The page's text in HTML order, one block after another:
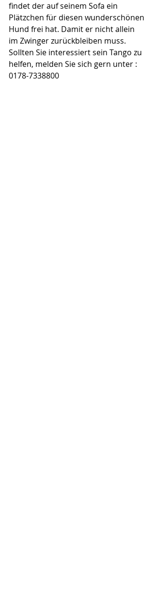
findet der auf seinem Sofa ein
Plätzchen für diesen wunderschönen
Hund frei hat. Damit er nicht allein
im Zwinger zurückbleiben muss.
Sollten Sie interessiert sein Tango zu
helfen, melden Sie sich gern unter :
0178-7338800